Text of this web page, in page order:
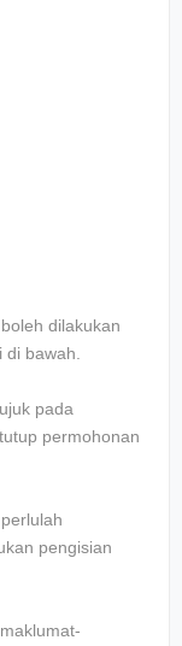
dilakukan
di bawah.
pada
permohonan
pengisian